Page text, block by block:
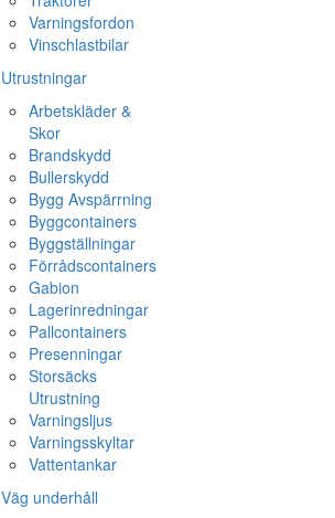
Varningsfordon
Vinschlastbilar
Utrustningar
Arbetskläder &
Skor
Brandskydd
Bullerskydd
Bygg Avspärrning
Byggcontainers
Byggställningar
Förrådscontainers
Gabion
Lagerinredningar
Pallcontainers
Presenningar
Storsäcks
Utrustning
Varningsljus
Varningsskyltar
Vattentankar
Väg underhåll